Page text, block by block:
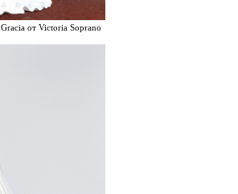
Gracia от Victoria Soprano